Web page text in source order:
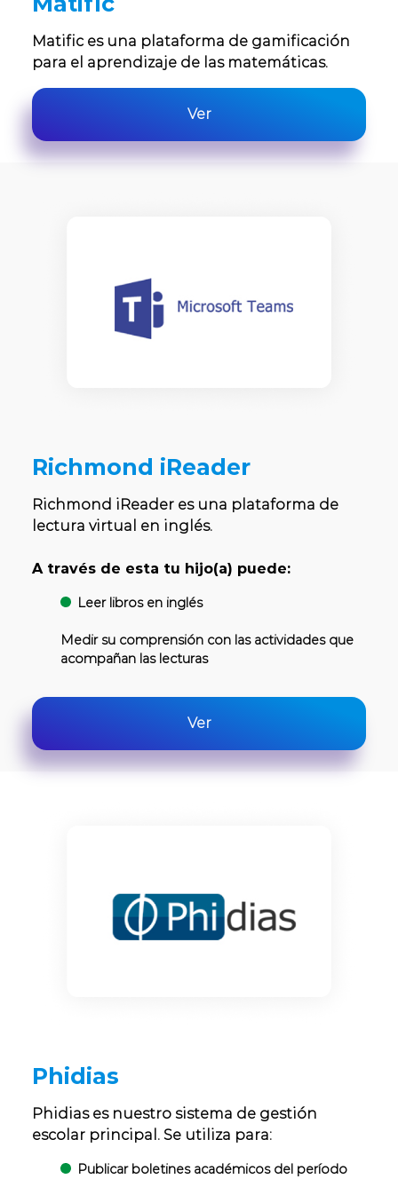
Matific es una plataforma de gamificación
para el aprendizaje de las matemáticas.
Ver
Richmond iReader
Richmond iReader es una plataforma de
lectura virtual en inglés.
A través de esta tu hijo(a) puede:
Leer libros en inglés
Medir su comprensión con las actividades que
acompañan las lecturas
Ver
Phidias
Phidias es nuestro sistema de gestión
escolar principal. Se utiliza para:
Publicar boletines académicos del período